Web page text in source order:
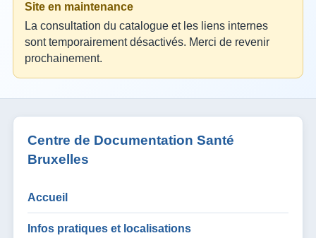
Site en maintenance
La consultation du catalogue et les liens internes
sont temporairement désactivés. Merci de revenir
prochainement.
Centre de Documentation Santé
Bruxelles
Accueil
Infos pratiques et localisations